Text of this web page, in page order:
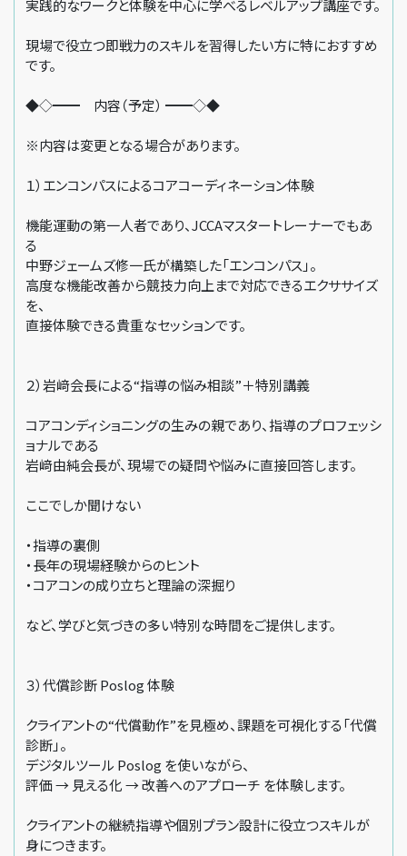
実践的なワークと体験を中心に学べるレベルアップ講座です。
現場で役立つ即戦力のスキルを習得したい方に特におすすめ
です。
◆◇━━ 内容（予定） ━━◇◆
※内容は変更となる場合があります。
１）エンコンパスによるコアコーディネーション体験
機能運動の第一人者であり、JCCAマスタートレーナーでもあ
る
中野ジェームズ修一氏が構築した「エンコンパス」。
高度な機能改善から競技力向上まで対応できるエクササイズ
を、
直接体験できる貴重なセッションです。
２）岩﨑会長による“指導の悩み相談”＋特別講義
コアコンディショニングの生みの親であり、指導のプロフェッシ
ョナルである
岩﨑由純会長が、現場での疑問や悩みに直接回答します。
ここでしか聞けない
・指導の裏側
・長年の現場経験からのヒント
・コアコンの成り立ちと理論の深掘り
など、学びと気づきの多い特別な時間をご提供します。
３）代償診断 Poslog 体験
クライアントの“代償動作”を見極め、課題を可視化する「代償
診断」。
デジタルツール Poslog を使いながら、
評価 → 見える化 → 改善へのアプローチ を体験します。
クライアントの継続指導や個別プラン設計に役立つスキルが
身につきます。